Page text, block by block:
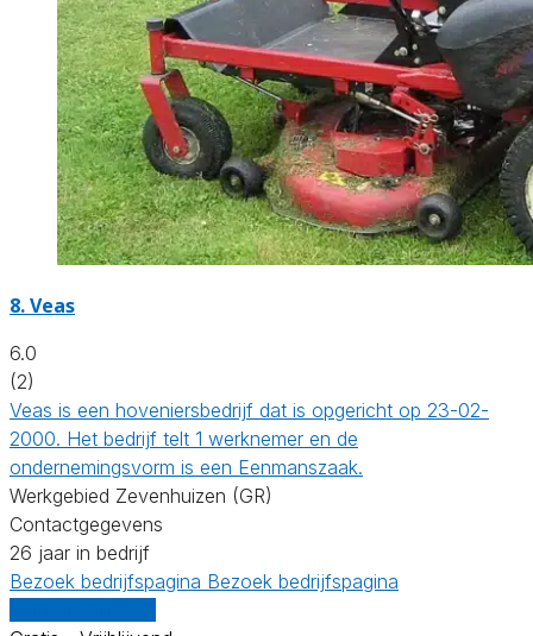
8.Veas
6.0
(2)
Veas is een hoveniersbedrijf dat is opgericht op 23-02-
2000. Het bedrijf telt 1 werknemer en de
ondernemingsvorm is een Eenmanszaak.
Werkgebied Zevenhuizen (GR)
Contactgegevens
26 jaar in bedrijf
Bezoek bedrijfspagina Bezoek bedrijfspagina